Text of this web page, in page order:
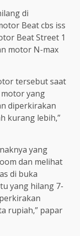
di
Beat cbs iss
Beat Street 1
motor N-max
tersebut saat
motor yang
diperkirakan
kurang lebih,”
yang
dan melihat
di buka
yang hilang 7-
rupiah,” papar